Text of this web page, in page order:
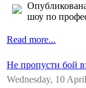
шоу по
Read more...
Не пропусти бой
Wednesday, 10